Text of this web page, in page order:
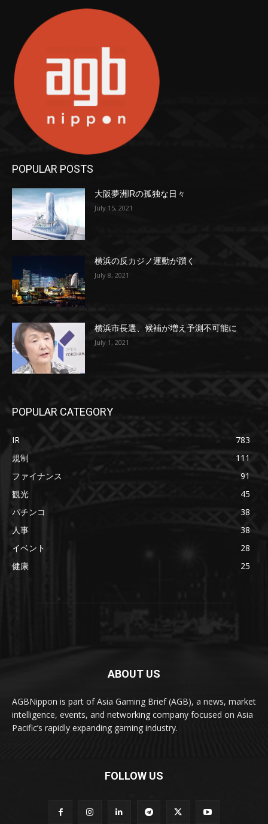
POPULAR POSTS
大阪夢洲IRの孤独な日々
July 15, 2021
横浜の反カジノ運動が躓く
July 8, 2021
横浜市長選、候補が増え予測不可能に
July 1, 2021
POPULAR CATEGORY
IR
783
規制
111
ファイナンス
91
観光
45
パチンコ
38
人事
38
イベント
28
健康
25
ABOUT US
AGBNippon is part of Asia Gaming Brief (AGB), a news, market
intelligence, events, and networking company focused on Asia
Pacific’s rapidly expanding gaming industry.
FOLLOW US